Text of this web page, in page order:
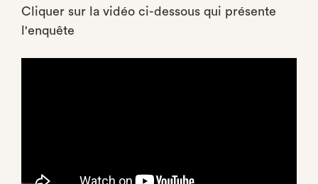
Cliquer sur la vidéo ci-dessous qui présente
l'enquête